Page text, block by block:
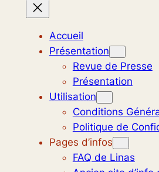
Accueil
Présentation
Revue de Presse
Présentation
Utilisation
Conditions
Politique de
Pages d’infos
FAQ de Linas